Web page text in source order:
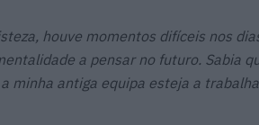
houve momentos difíceis nos
a pensar no futuro. Sabia
minha antiga equipa esteja a